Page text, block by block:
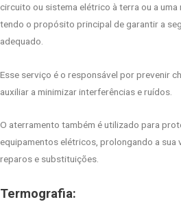
circuito ou sistema elétrico à terra ou a uma
tendo o propósito principal de garantir a
adequado.
Esse serviço é o responsável por prevenir
auxiliar a minimizar interferências e ruídos.
O aterramento também é utilizado para
equipamentos elétricos, prolongando a sua
reparos e substituições.
Termografia: